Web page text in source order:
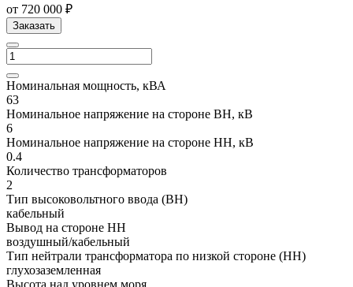
от 720 000 ₽
Заказать
Номинальная мощность, кВА
63
Номинальное напряжение на стороне ВН, кВ
6
Номинальное напряжение на стороне НН, кВ
0.4
Количество трансформаторов
2
Тип высоковольтного ввода (ВН)
кабельный
Вывод на стороне НН
воздушный/кабельный
Тип нейтрали трансформатора по низкой стороне (НН)
глухозаземленная
Высота над уровнем моря